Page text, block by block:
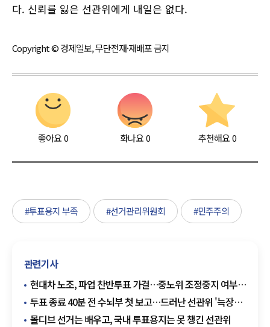
다. 신뢰를 잃은 선관위에게 내일은 없다.
Copyright © 경제일보, 무단전재·재배포 금지
좋아요0 화나요0 추천해요 0
#투표용지 부족 #선거관리위원회 #민주주의
관련기사
현대차 노조, 파업 찬반투표 가결…중노위 조정중지 여부
결정
투표 종료 40분 전 수뇌부 첫 보고…드러난 선관위 '늑장
대응'
몰디브 선거는 배우고, 국내 투표용지는 못 챙긴 선관위